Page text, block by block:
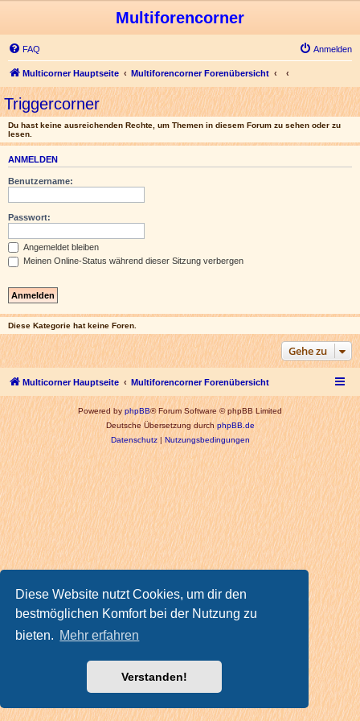
Diese Website nutzt Cookies, um dir den
bestmöglichen Komfort bei der Nutzung zu
bieten. Mehr erfahren
Verstanden!
Multiforencorner
FAQ Anmelden
Multicorner Hauptseite Multiforencorner Forenübersicht
Triggercorner
Du hast keine ausreichenden Rechte, um Themen in diesem Forum zu sehen oder zu
lesen.
ANMELDEN
Benutzername:
Passwort:
Angemeldet bleiben
Meinen Online-Status während dieser Sitzung verbergen
Diese Kategorie hat keine Foren.
Gehe zu
Multicorner Hauptseite Multiforencorner Forenübersicht
Powered byphpBB® Forum Software © phpBB Limited
Deutsche Übersetzung durchphpBB.de
Datenschutz|Nutzungsbedingungen